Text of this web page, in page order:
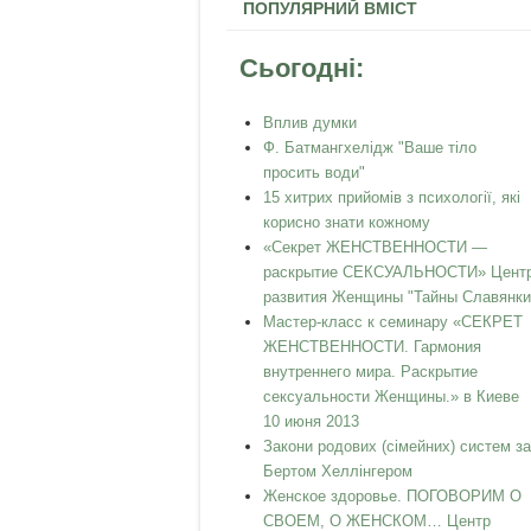
ПОПУЛЯРНИЙ ВМІСТ
Сьогодні:
Вплив думки
Ф. Батмангхелідж "Ваше тіло
просить води"
15 хитрих прийомів з психології, які
корисно знати кожному
«Секрет ЖЕНСТВЕННОСТИ —
раскрытие СЕКСУАЛЬНОСТИ»
развития Женщины "Тайны
Мастер-класс к семинару «СЕКРЕТ
ЖЕНСТВЕННОСТИ. Гармония
внутреннего мира. Раскрытие
сексуальности Женщины.» в Киеве
10 июня 2013
Закони родових (сімейних) систем за
Бертом Хеллінгером
Женское здоровье. ПОГОВОРИМ О
СВОЕМ, О ЖЕНСКОМ… Центр